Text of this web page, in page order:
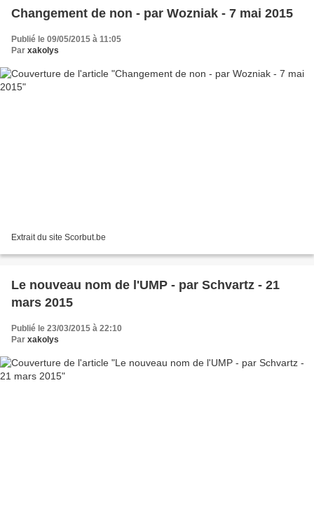
Changement de non - par Wozniak - 7 mai 2015
Publié le 09/05/2015 à 11:05
Par xakolys
Extrait du site Scorbut.be
Le nouveau nom de l'UMP - par Schvartz - 21
mars 2015
Publié le 23/03/2015 à 22:10
Par xakolys